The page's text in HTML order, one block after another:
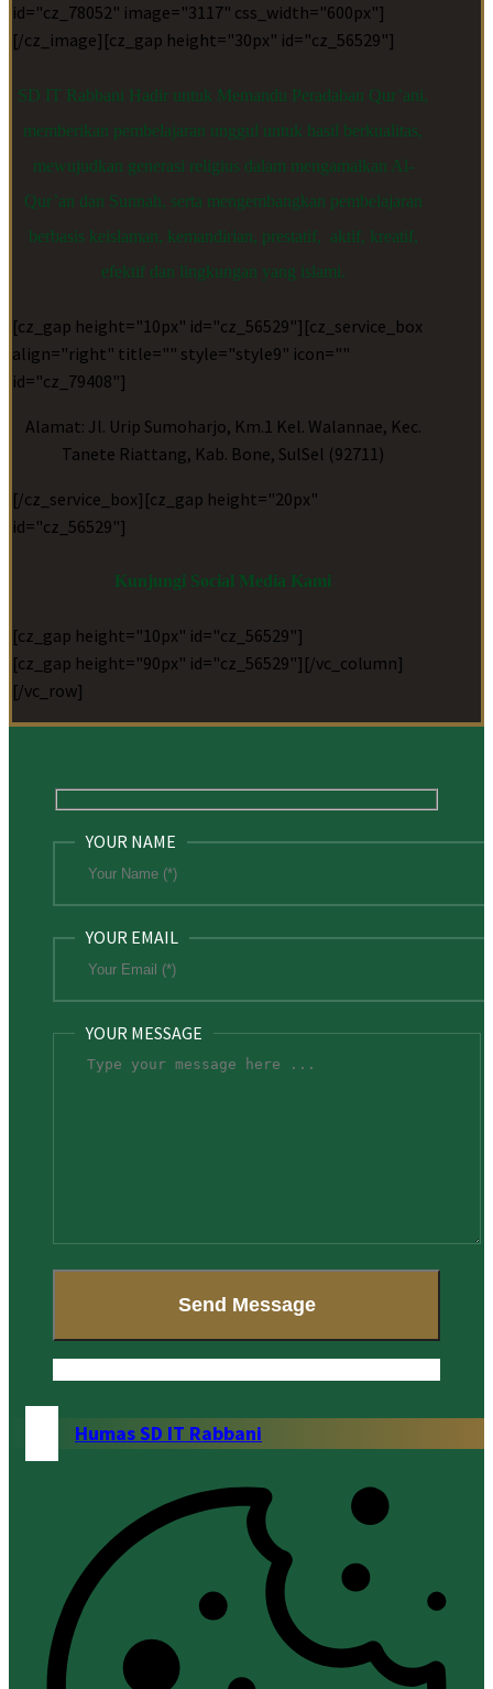
id="cz_78052" image="3117" css_width="600px"]
[/cz_image][cz_gap height="30px" id="cz_56529"]
SD IT Rabbani Hadir untuk Memandu Peradaban Qur’ani,
memberikan pembelajaran unggul untuk hasil berkualitas,
mewujudkan generasi religius dalam mengamalkan Al-
Qur’an dan Sunnah, serta mengembangkan pembelajaran
berbasis keislaman, kemandirian, prestatif, aktif, kreatif,
efektif dan lingkungan yang islami.
[cz_gap height="10px" id="cz_56529"][cz_service_box
align="right" title="" style="style9" icon=""
id="cz_79408"]
Alamat: Jl. Urip Sumoharjo, Km.1 Kel. Walannae, Kec.
Tanete Riattang, Kab. Bone, SulSel (92711)
[/cz_service_box][cz_gap height="20px"
id="cz_56529"]
Kunjungi Social Media Kami
[cz_gap height="10px" id="cz_56529"]
[cz_gap height="90px" id="cz_56529"][/vc_column]
[/vc_row]
YOUR NAME
YOUR EMAIL
YOUR MESSAGE
Humas SD IT Rabbani